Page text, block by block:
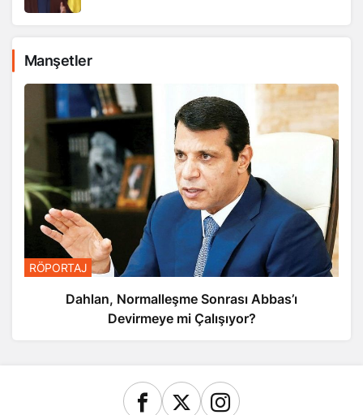
Manşetler
RÖPORTAJ
Dahlan, Normalleşme Sonrası Abbas’ı
Devirmeye mi Çalışıyor?